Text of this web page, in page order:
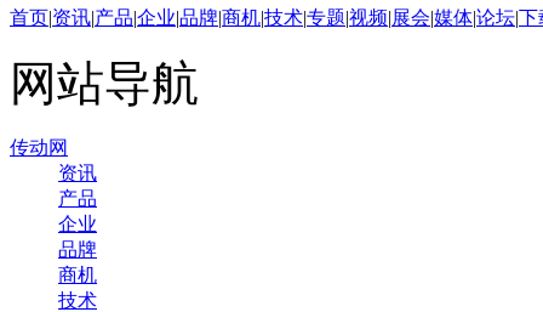
首页|资讯|产品|企业|品牌|商机|技术|专题|视频|展会|媒体|论坛|下
网站导航
传动网
资讯
产品
企业
品牌
商机
技术